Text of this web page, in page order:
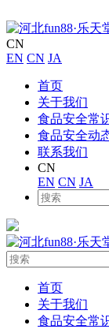
CN
EN CN JA
首页
关于我们
食品安全常
食品安全动
联系我们
CN
EN CN JA
首页
关于我们
食品安全常